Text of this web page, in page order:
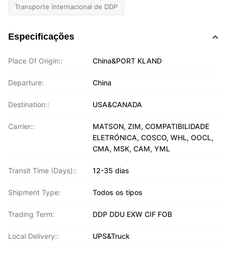
Transporte internacional de DDP
Especificações
Place Of Origin:: China&PORT KLAND
Departure: China
Destination:: USA&CANADA
Carrier::
MATSON, ZIM, COMPATIBILIDADE
ELETRÓNICA, COSCO, WHL, OOCL,
CMA, MSK, CAM, YML
Transit Time (Days):: 12-35 dias
Shipment Type: Todos os tipos
Trading Term: DDP DDU EXW CIF FOB
Local Delivery:: UPS&Truck